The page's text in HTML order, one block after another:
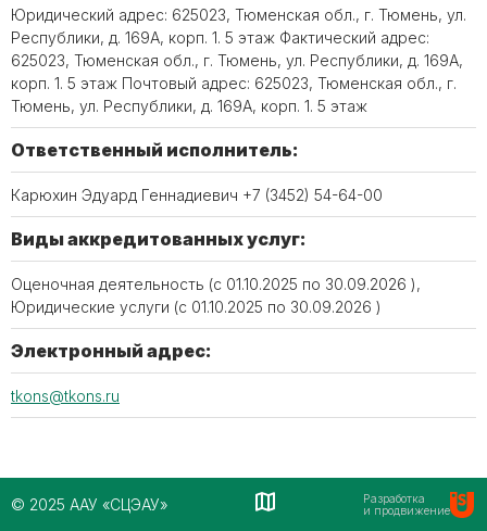
Юридический адрес: 625023, Тюменская обл., г. Тюмень, ул.
Республики, д. 169А, корп. 1. 5 этаж Фактический адрес:
625023, Тюменская обл., г. Тюмень, ул. Республики, д. 169А,
корп. 1. 5 этаж Почтовый адрес: 625023, Тюменская обл., г.
Тюмень, ул. Республики, д. 169А, корп. 1. 5 этаж
Ответственный исполнитель:
Карюхин Эдуард Геннадиевич +7 (3452) 54-64-00
Виды аккредитованных услуг:
Оценочная деятельность (c 01.10.2025 по 30.09.2026 ),
Юридические услуги (c 01.10.2025 по 30.09.2026 )
Электронный адрес:
tkons@tkons.ru
© 2025 ААУ «СЦЭАУ»
Разработка
и продвижение